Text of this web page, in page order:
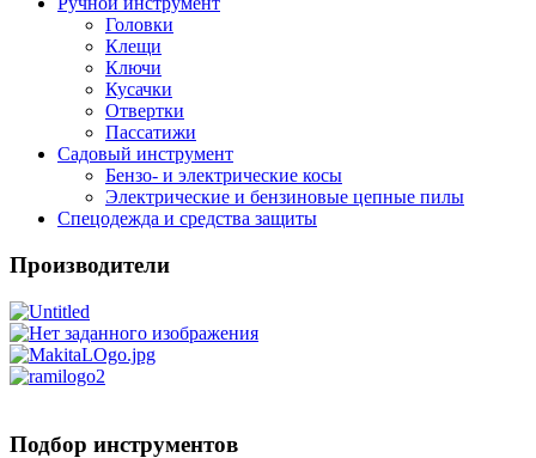
Головки
Клещи
Ключи
Кусачки
Отвертки
Пассатижи
Садовый инструмент
Бензо- и электрические косы
Электрические и бензиновые цепные пилы
Спецодежда и средства защиты
Производители
Подбор инструментов